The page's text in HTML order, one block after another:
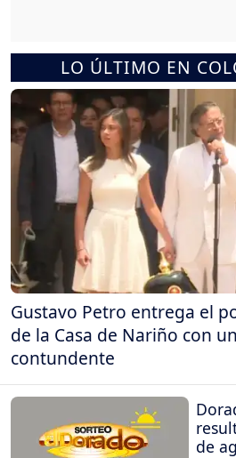
LO ÚLTIMO EN
Gustavo Petro entrega el
de la Casa de Nariño con
contundente
de